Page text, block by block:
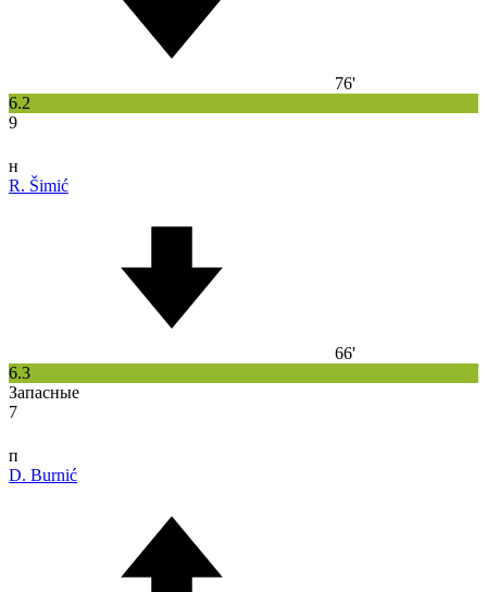
76'
6.2
9
н
R. Šimić
66'
6.3
Запасные
7
п
D. Burnić